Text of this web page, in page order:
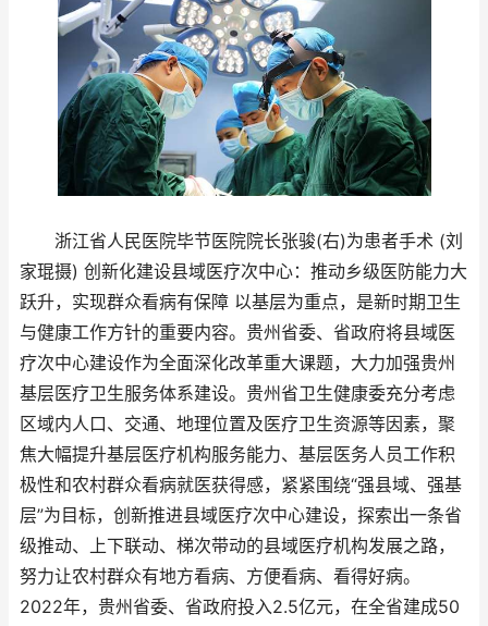
浙江省人民医院毕节医院院长张骏(右)为患者手术 (刘
家琨摄) 创新化建设县域医疗次中心：推动乡级医防能力大
跃升，实现群众看病有保障 以基层为重点，是新时期卫生
与健康工作方针的重要内容。贵州省委、省政府将县域医
疗次中心建设作为全面深化改革重大课题，大力加强贵州
基层医疗卫生服务体系建设。贵州省卫生健康委充分考虑
区域内人口、交通、地理位置及医疗卫生资源等因素，聚
焦大幅提升基层医疗机构服务能力、基层医务人员工作积
极性和农村群众看病就医获得感，紧紧围绕“强县域、强基
层”为目标，创新推进县域医疗次中心建设，探索出一条省
级推动、上下联动、梯次带动的县域医疗机构发展之路，
努力让农村群众有地方看病、方便看病、看得好病。
2022年，贵州省委、省政府投入2.5亿元，在全省建成50